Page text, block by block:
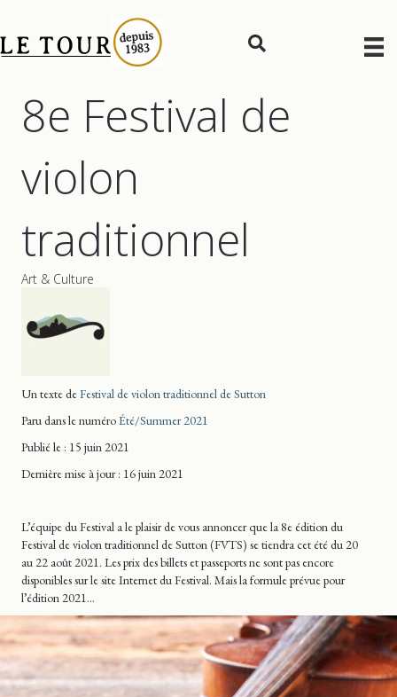
8e Festival de
violon
traditionnel
Art & Culture
Un texte deFestival de violon traditionnel de Sutton
Paru dans le numéroÉté/Summer 2021
Publié le : 15 juin 2021
Dernière mise à jour: 16 juin 2021
L’équipe du Festival a le plaisir de vous annoncer que la 8e édition du
Festival de violon traditionnel de Sutton (FVTS) se tiendra cet été du 20
au 22 août 2021. Les prix des billets et passeports ne sont pas encore
disponibles sur le site Internet du Festival. Mais la formule prévue pour
l’édition 2021…